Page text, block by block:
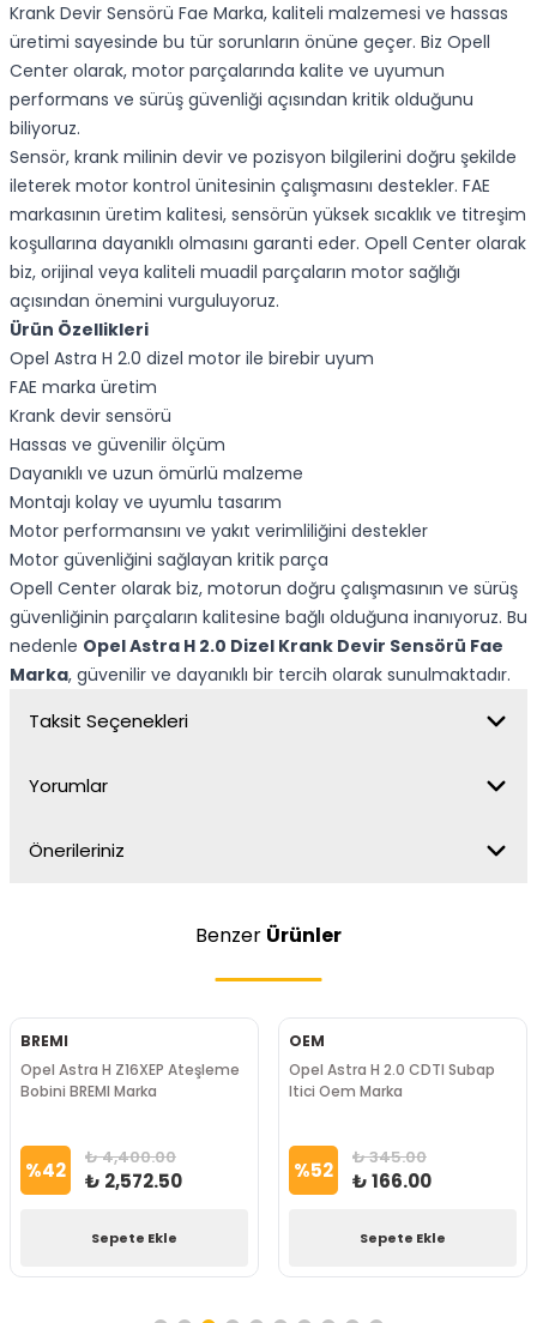
Krank Devir Sensörü Fae Marka, kaliteli malzemesi ve hassas
üretimi sayesinde bu tür sorunların önüne geçer. Biz Opell
Center olarak, motor parçalarında kalite ve uyumun
performans ve sürüş güvenliği açısından kritik olduğunu
biliyoruz.
Sensör, krank milinin devir ve pozisyon bilgilerini doğru şekilde
ileterek motor kontrol ünitesinin çalışmasını destekler. FAE
markasının üretim kalitesi, sensörün yüksek sıcaklık ve titreşim
koşullarına dayanıklı olmasını garanti eder. Opell Center olarak
biz, orijinal veya kaliteli muadil parçaların motor sağlığı
açısından önemini vurguluyoruz.
Ürün Özellikleri
Opel Astra H 2.0 dizel motor ile birebir uyum
FAE marka üretim
Krank devir sensörü
Hassas ve güvenilir ölçüm
Dayanıklı ve uzun ömürlü malzeme
Montajı kolay ve uyumlu tasarım
Motor performansını ve yakıt verimliliğini destekler
Motor güvenliğini sağlayan kritik parça
Opell Center olarak biz, motorun doğru çalışmasının ve sürüş
güvenliğinin parçaların kalitesine bağlı olduğuna inanıyoruz. Bu
nedenle Opel Astra H 2.0 Dizel Krank Devir Sensörü Fae
Marka, güvenilir ve dayanıklı bir tercih olarak sunulmaktadır.
Taksit Seçenekleri
Yorumlar
Önerileriniz
Benzer Ürünler
BREMI
Opel Astra H Z16XEP Ateşleme
Bobini BREMI Marka
%42 ₺ 4,400.00
₺ 2,572.50
Sepete Ekle
OEM
Opel Astra H 2.0 CDTI Subap
Itici Oem Marka
%52 ₺ 345.00
₺ 166.00
Sepete Ekle